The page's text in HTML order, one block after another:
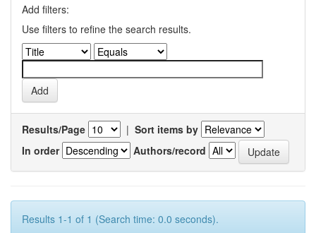
Add filters:
Use filters to refine the search results.
Results/Page | Sort items by
In order
Authors/record
Results 1-1 of 1 (Search time: 0.0 seconds).